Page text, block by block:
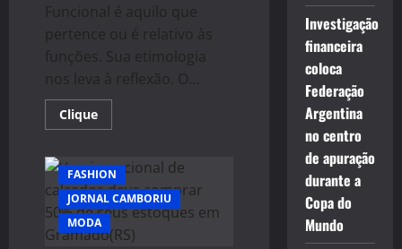
Funcional é aquilo que
pertence ou é relativo às
funções. Sua etimologia
nos leva à reflexão. O...
CliqueRead
more
DE
INTERIORES:
QUAL
O
SEGREDO
DE
UM
FASHION
JORNAL CAMBORIU
MODA
Investigação
financeira
coloca
Federação
Argentina
no centro
de apuração
durante a
Copa do
Mundo